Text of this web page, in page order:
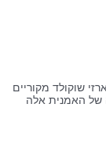
שוקולד מקוריים
– פירות יצירתה של האמנית אלה